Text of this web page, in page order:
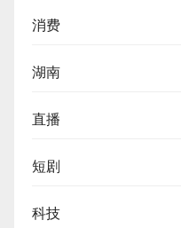
消费
湖南
直播
短剧
科技